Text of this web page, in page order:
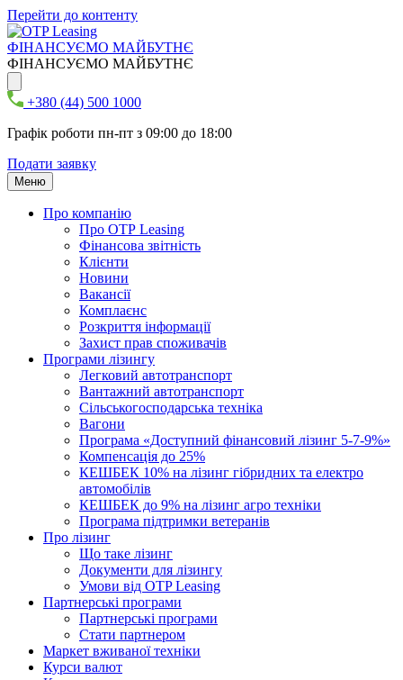
Перейти до контенту
ФІНАНСУЄМО МАЙБУТНЄ
ФІНАНСУЄМО МАЙБУТНЄ
+380 (44) 500 1000
Графік роботи пн-пт з 09:00 до 18:00
Подати заявку
Меню
Про компанію
Про ОТР Leasing
Фінансова звітність
Клієнти
Новини
Вакансії
Комплаєнс
Розкриття інформації
Захист прав споживачів
Програми лізингу
Легковий автотранспорт
Вантажний автотранспорт
Cільськогосподарська техніка
Вагони
Програма «Доступний фінансовий лізинг 5-7-9%»
Компенсація до 25%
КЕШБЕК 10% на лізинг гібридних та електро
автомобілів
КЕШБЕК до 9% на лізинг агро техніки
Програма підтримки ветеранів
Про лізинг
Що таке лізинг
Документи для лізингу
Умови від OTP Leasing
Партнерські програми
Партнерські програми
Стати партнером
Маркет вживаної техніки
Курси валют